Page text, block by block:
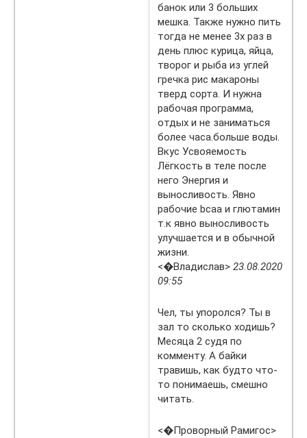
банок или 3 больших
мешка. Также нужно пить
тогда не менее 3х раз в
день плюс курица, яйца,
творог и рыба из углей
гречка рис макароны
тверд сорта. И нужна
рабочая программа,
отдых и не заниматься
более часа.больше воды.
Вкус Усвояемость
Лёгкость в теле после
него Энергия и
выносливость. Явно
рабочие bcaa и глютамин
т.к явно выносливость
улучшается и в обычной
жизни.
<�Владислав> 23.08.2020
09:55
Чел, ты упоролся? Ты в
зал то сколько ходишь?
Месяца 2 судя по
комменту. А байки
травишь, как будто что-
то понимаешь, смешно
читать.
<�Проворный Рамигос>